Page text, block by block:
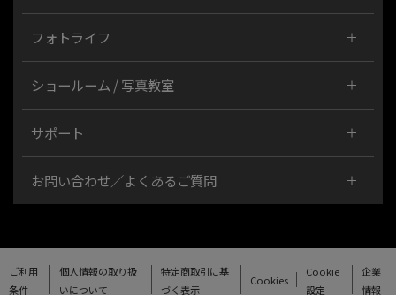
フォトライフ
ショールーム / 写真教室
サポート
お問い合わせ／よくあるご質問
ご利用
条件
個人情報の取り扱
いについて
特定商取引に基
づく表示
Cookies
Cookie
設定
企業
情報